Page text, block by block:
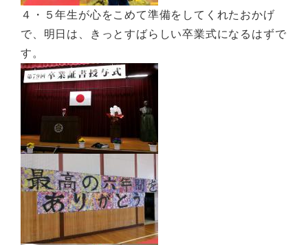
４・５年生が心をこめて準備をしてくれたおかげ
で、明日は、きっとすばらしい卒業式になるはずで
す。